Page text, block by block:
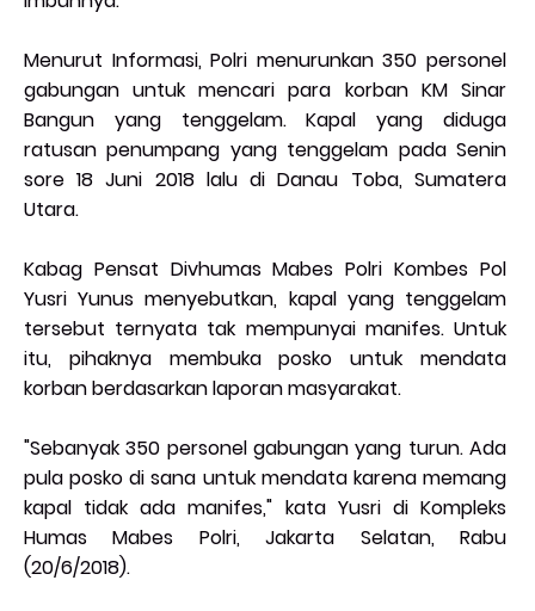
Menurut Informasi, Polri menurunkan 350 personel
gabungan untuk mencari para korban KM Sinar
Bangun yang tenggelam. Kapal yang diduga
ratusan penumpang yang tenggelam pada Senin
sore 18 Juni 2018 lalu di Danau Toba, Sumatera
Utara.
Kabag Pensat Divhumas Mabes Polri Kombes Pol
Yusri Yunus menyebutkan, kapal yang tenggelam
tersebut ternyata tak mempunyai manifes. Untuk
itu, pihaknya membuka posko untuk mendata
korban berdasarkan laporan masyarakat.
"Sebanyak 350 personel gabungan yang turun. Ada
pula posko di sana untuk mendata karena memang
kapal tidak ada manifes," kata Yusri di Kompleks
Humas Mabes Polri, Jakarta Selatan, Rabu
(20/6/2018).